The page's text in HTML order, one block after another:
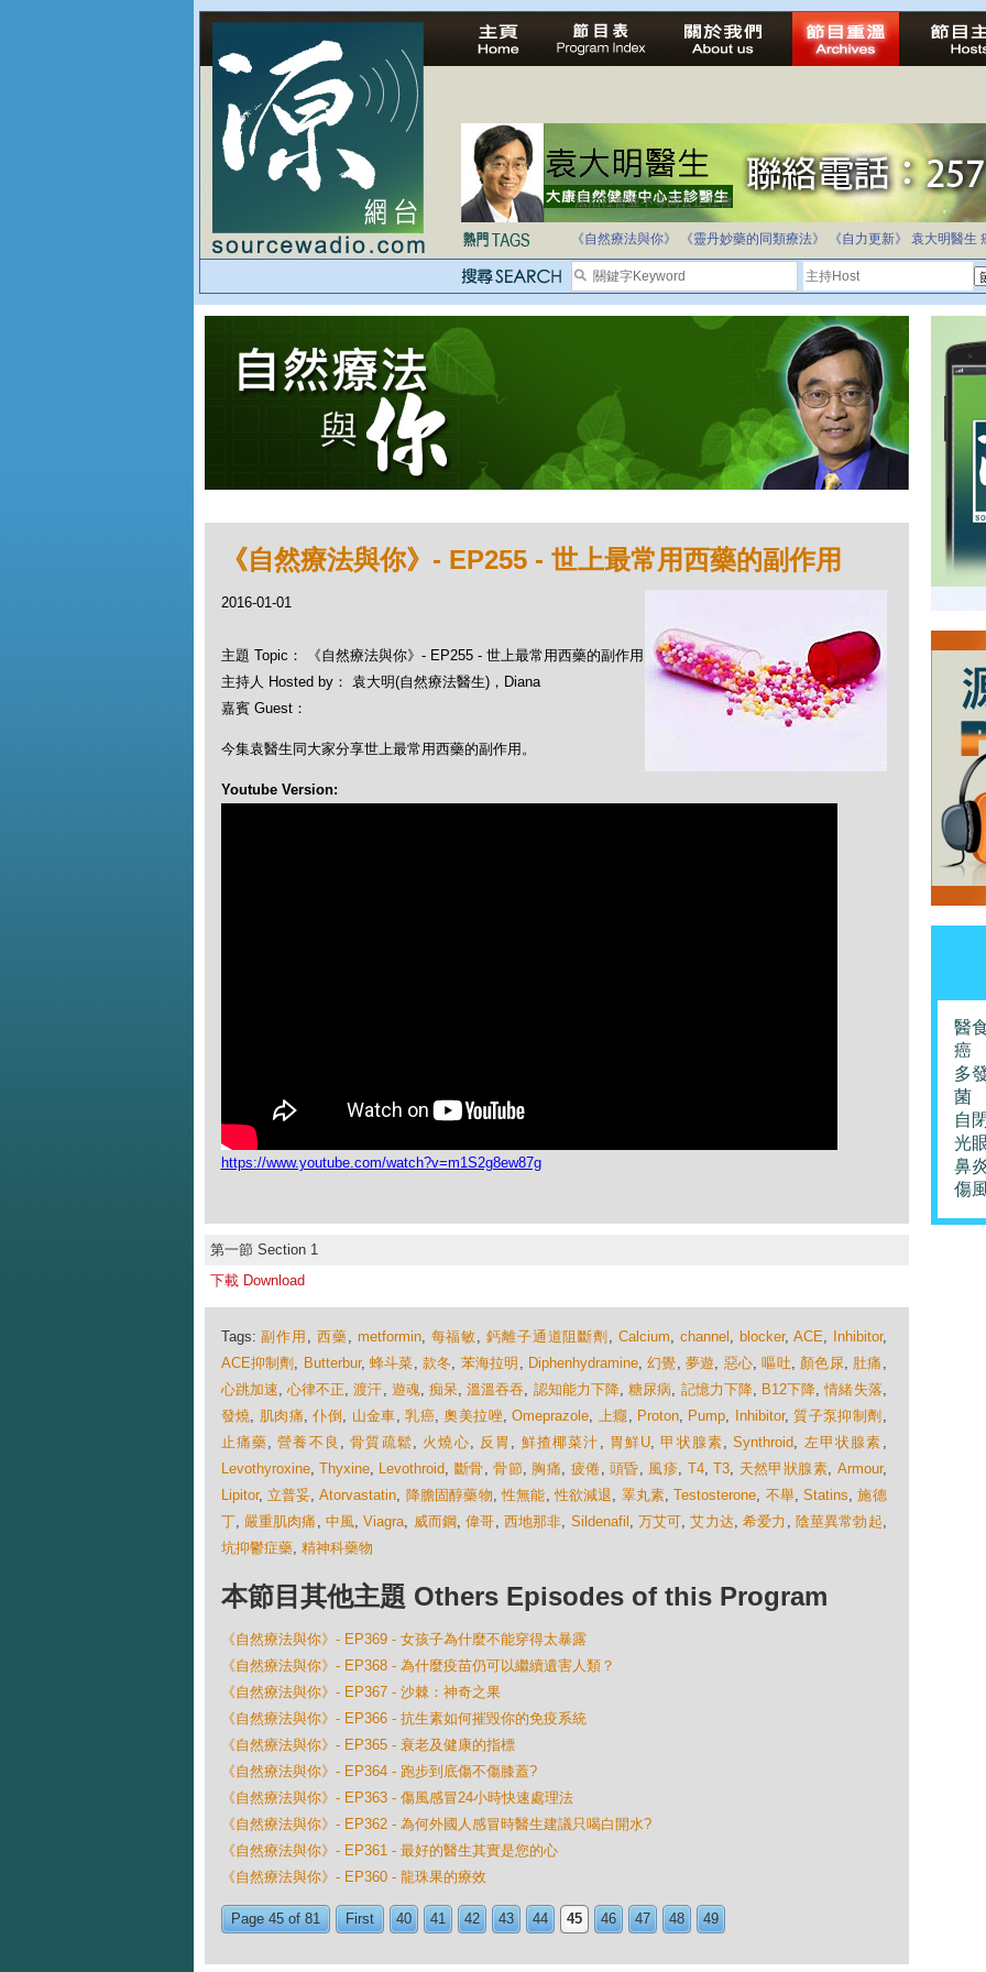
法治社會並不等同公正社會
自家教育合法化-推動多元化教育，全民學卷制
《自然療法與你》
《靈丹妙藥的同類療法》 《自力更新》 袁大明醫生
《自然療法與你》- EP255 - 世上最常用西藥的副作用
2016-01-01
主題 Topic： 《自然療法與你》- EP255 - 世上最常用西藥的副作用
主持人 Hosted by： 袁大明(自然療法醫生)，Diana
嘉賓 Guest：
今集袁醫生同大家分享世上最常用西藥的副作用。
Youtube Version:
https://www.youtube.com/watch?v=m1S2g8ew87g
第一節 Section 1
下載 Download
Tags:副作用 , 西藥, metformin, 每福敏,鈣離子通道阻斷劑 ,Calcium, channel , blocker, ACE, Inhibitor,
ACE抑制劑 , Butterbur, 蜂斗菜, 款冬, 苯海拉明 , Diphenhydramine,幻覺, 夢遊, 惡心,嘔吐, 顏色尿, 肚痛 ,
心跳加速, 心律不正,渡汗, 遊魂, 痴呆,溫溫吞吞, 認知能力下降,糖尿病, 記憶力下降, B12下降,情緒失落,
發燒, 肌肉痛,仆倒 , 山金車,乳癌,奧美拉唑,Omeprazole, 上癮, Proton, Pump, Inhibitor,質子泵抑制劑 ,
止痛藥,營養不良 ,骨質疏鬆 , 火燒心, 反胃 , 鮮揸椰菜汁 , 胃鮮U,甲状腺素,Synthroid, 左甲状腺素 ,
Levothyroxine, Thyxine, Levothroid, 斷骨,骨節, 胸痛, 疲倦,頭昏, 風疹, T4,T3, 天然甲狀腺素, Armour,
Lipitor, 立普妥,Atorvastatin, 降膽固醇藥物,性無能,性欲減退, 睪丸素,Testosterone, 不舉,Statins,施德
丁, 嚴重肌肉痛 , 中風,Viagra, 威而鋼,偉哥, 西地那非, Sildenafil , 万艾可,艾力达,希爱力 , 陰莖異常勃起,
坑抑鬱症藥, 精神科藥物
本節目其他主題 Others Episodes of this Program
《自然療法與你》- EP369 - 女孩子為什麼不能穿得太暴露
《自然療法與你》- EP368 - 為什麼疫苗仍可以繼續遺害人類？
《自然療法與你》- EP367 - 沙棘：神奇之果
《自然療法與你》- EP366 - 抗生素如何摧毀你的免疫系統
《自然療法與你》- EP365 - 衰老及健康的指標
《自然療法與你》- EP364 - 跑步到底傷不傷膝蓋?
《自然療法與你》- EP363 - 傷風感冒24小時快速處理法
《自然療法與你》- EP362 - 為何外國人感冒時醫生建議只喝白開水?
《自然療法與你》- EP361 - 最好的醫生其實是您的心
《自然療法與你》- EP360 - 龍珠果的療效
Page 45 of 81 First 40 41 42 43 44 45 46 47 48 49
醫
癌
多
菌
自
光
鼻
傷